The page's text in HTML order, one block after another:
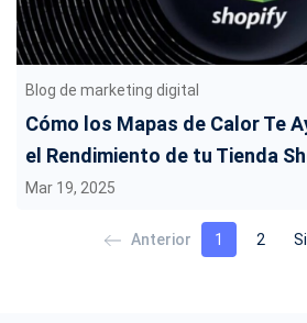
Blog de marketing digital
Cómo los Mapas de Calor Te
el Rendimiento de tu Tienda
Mar 19, 2025
1 2